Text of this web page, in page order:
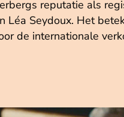
reputatie als
Léa Seydoux. Het
de internationale